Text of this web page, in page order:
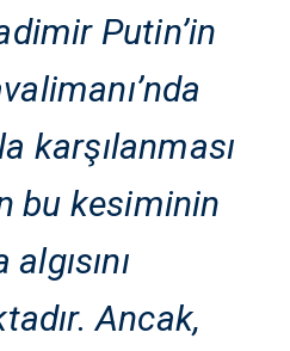
Putin’in
karşılanması
bu kesiminin
Ancak,